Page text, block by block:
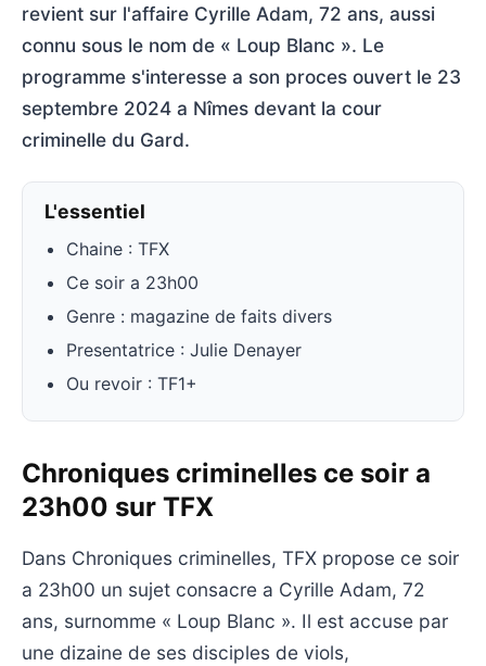
revient sur l'affaire Cyrille Adam, 72 ans, aussi
connu sous le nom de « Loup Blanc ». Le
programme s'interesse a son proces ouvert le 23
septembre 2024 a Nîmes devant la cour
criminelle du Gard.
L'essentiel
Chaine : TFX
Ce soir a 23h00
Genre : magazine de faits divers
Presentatrice : Julie Denayer
Ou revoir : TF1+
Chroniques criminelles ce soir a
23h00 sur TFX
Dans Chroniques criminelles, TFX propose ce soir
a 23h00 un sujet consacre a Cyrille Adam, 72
ans, surnomme « Loup Blanc ». Il est accuse par
une dizaine de ses disciples de viols,